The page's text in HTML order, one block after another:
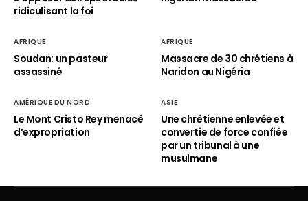
ridiculisant la foi
AFRIQUE
Soudan: un pasteur
assassiné
AFRIQUE
Massacre de 30 chrétiens à
Naridon au Nigéria
AMÉRIQUE DU NORD
Le Mont Cristo Rey menacé
d’expropriation
ASIE
Une chrétienne enlevée et
convertie de force confiée
par un tribunal à une
musulmane